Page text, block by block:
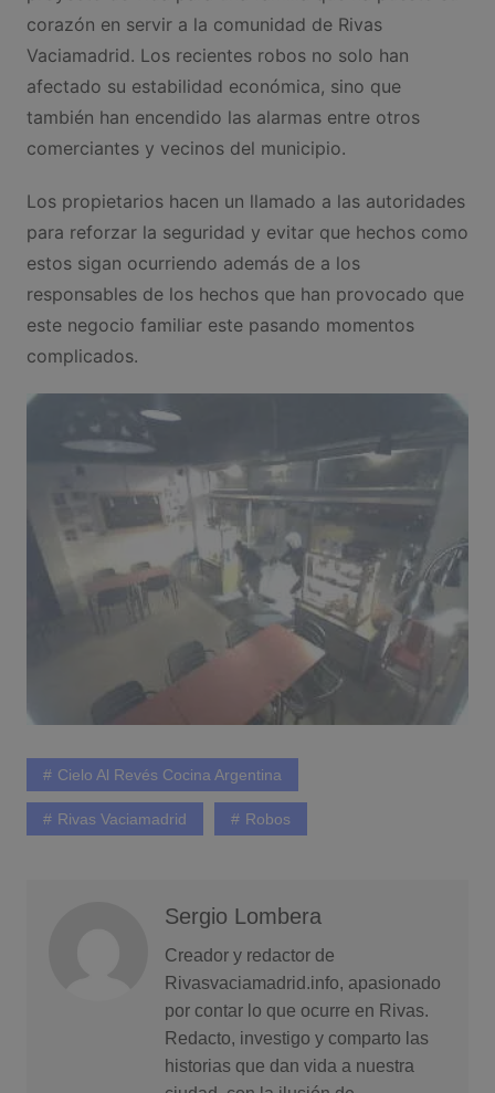
corazón en servir a la comunidad de Rivas
Vaciamadrid. Los recientes robos no solo han
afectado su estabilidad económica, sino que
también han encendido las alarmas entre otros
comerciantes y vecinos del municipio.
Los propietarios hacen un llamado a las autoridades
para reforzar la seguridad y evitar que hechos como
estos sigan ocurriendo además de a los
responsables de los hechos que han provocado que
este negocio familiar este pasando momentos
complicados.
Cielo Al Revés Cocina Argentina
Rivas Vaciamadrid Robos
Sergio Lombera
Creador y redactor de
Rivasvaciamadrid.info, apasionado
por contar lo que ocurre en Rivas.
Redacto, investigo y comparto las
historias que dan vida a nuestra